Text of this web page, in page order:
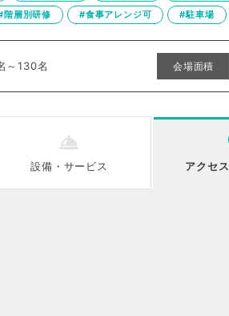
階層別研修
#食事アレンジ可 #駐車場
～130名 会場面積
設備 ・ サービス アクセス